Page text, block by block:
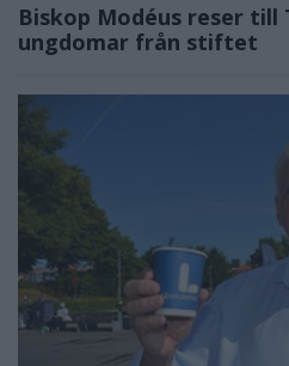
Biskop Modéus reser till
ungdomar från stiftet